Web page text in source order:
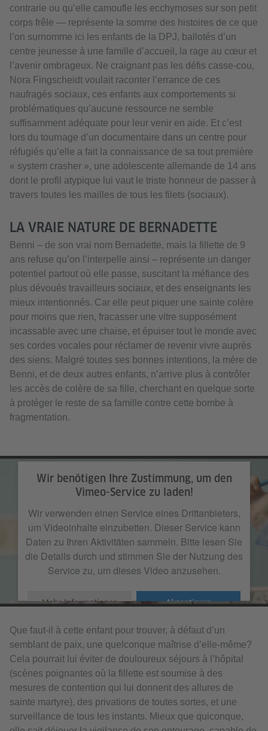
contrarie ou qu’elle camoufle les ecchymoses sur son petit
corps frêle — représente la somme des histoires de ce que
l’on surnomme ici les enfants de la DPJ, ballotés d’un
centre jeunesse à une famille d’accueil, la rage au cœur et
l’avenir ombrageux. Ne craignant pas les défis casse-cou,
Nora Fingscheidt voulait raconter l’errance de ces
naufragés sociaux, ces enfants aux comportements si
problématiques qu’aucune ressource ne semble
suffisamment adéquate pour leur venir en aide. Et c’est
lors du tournage d’un documentaire dans un centre pour
réfugiés qu’elle a fait la connaissance de sa tout première
« system crasher », une adolescente allemande de 14 ans
dont le profil atypique lui vaut le triste honneur de passer à
travers toutes les mailles de tous les filets (sociaux).
LA VRAIE NATURE DE BERNADETTE
Benni – de son vrai nom Bernadette, mais la fillette de 9
ans refuse qu’on l’interpelle ainsi – représente un danger
potentiel partout où elle passe, suscitant la méfiance des
plus dévoués travailleurs sociaux, et des enseignants les
mieux intentionnés. Car elle peut piquer une sainte colère
pour moins que rien, fracasser une vitre supposément
incassable avec une chaise, et épuiser tout le monde avec
ses cordes vocales pour réclamer de revenir vivre auprès
des siens. Malgré toutes ses bonnes intentions, la mère de
Benni, et de deux autres enfants, n’arrive plus à contrôler
les accès de colère de sa fille, cherchant en quelque sorte
à protéger le reste de sa famille contre cette bombe à
fragmentation.
Wir benötigen Ihre Zustimmung, um den
Vimeo-Service zu laden!
Wir verwenden einen Service eines Drittanbieters,
um Videoinhalte einzubetten. Dieser Service kann
Daten zu Ihren Aktivitäten sammeln. Bitte lesen Sie
die Details durch und stimmen Sie der Nutzung des
Service zu, um dieses Video anzusehen.
Mehr Informationen Akzeptieren
onVimeo .
Que faut-il à cette enfant pour trouver, à défaut d’un
semblant de paix, une quelconque maîtrise d’elle-même?
Cela pourrait lui éviter de douloureux séjours à l’hôpital
(scènes poignantes où la fillette est soumise à des
mesures de contention qui lui donnent des allures de
sainte martyre), des privations de toutes sortes, et une
surveillance de tous les instants. Mieux que quiconque,